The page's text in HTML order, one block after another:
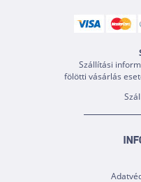
Szállítási
fölötti vásárlás